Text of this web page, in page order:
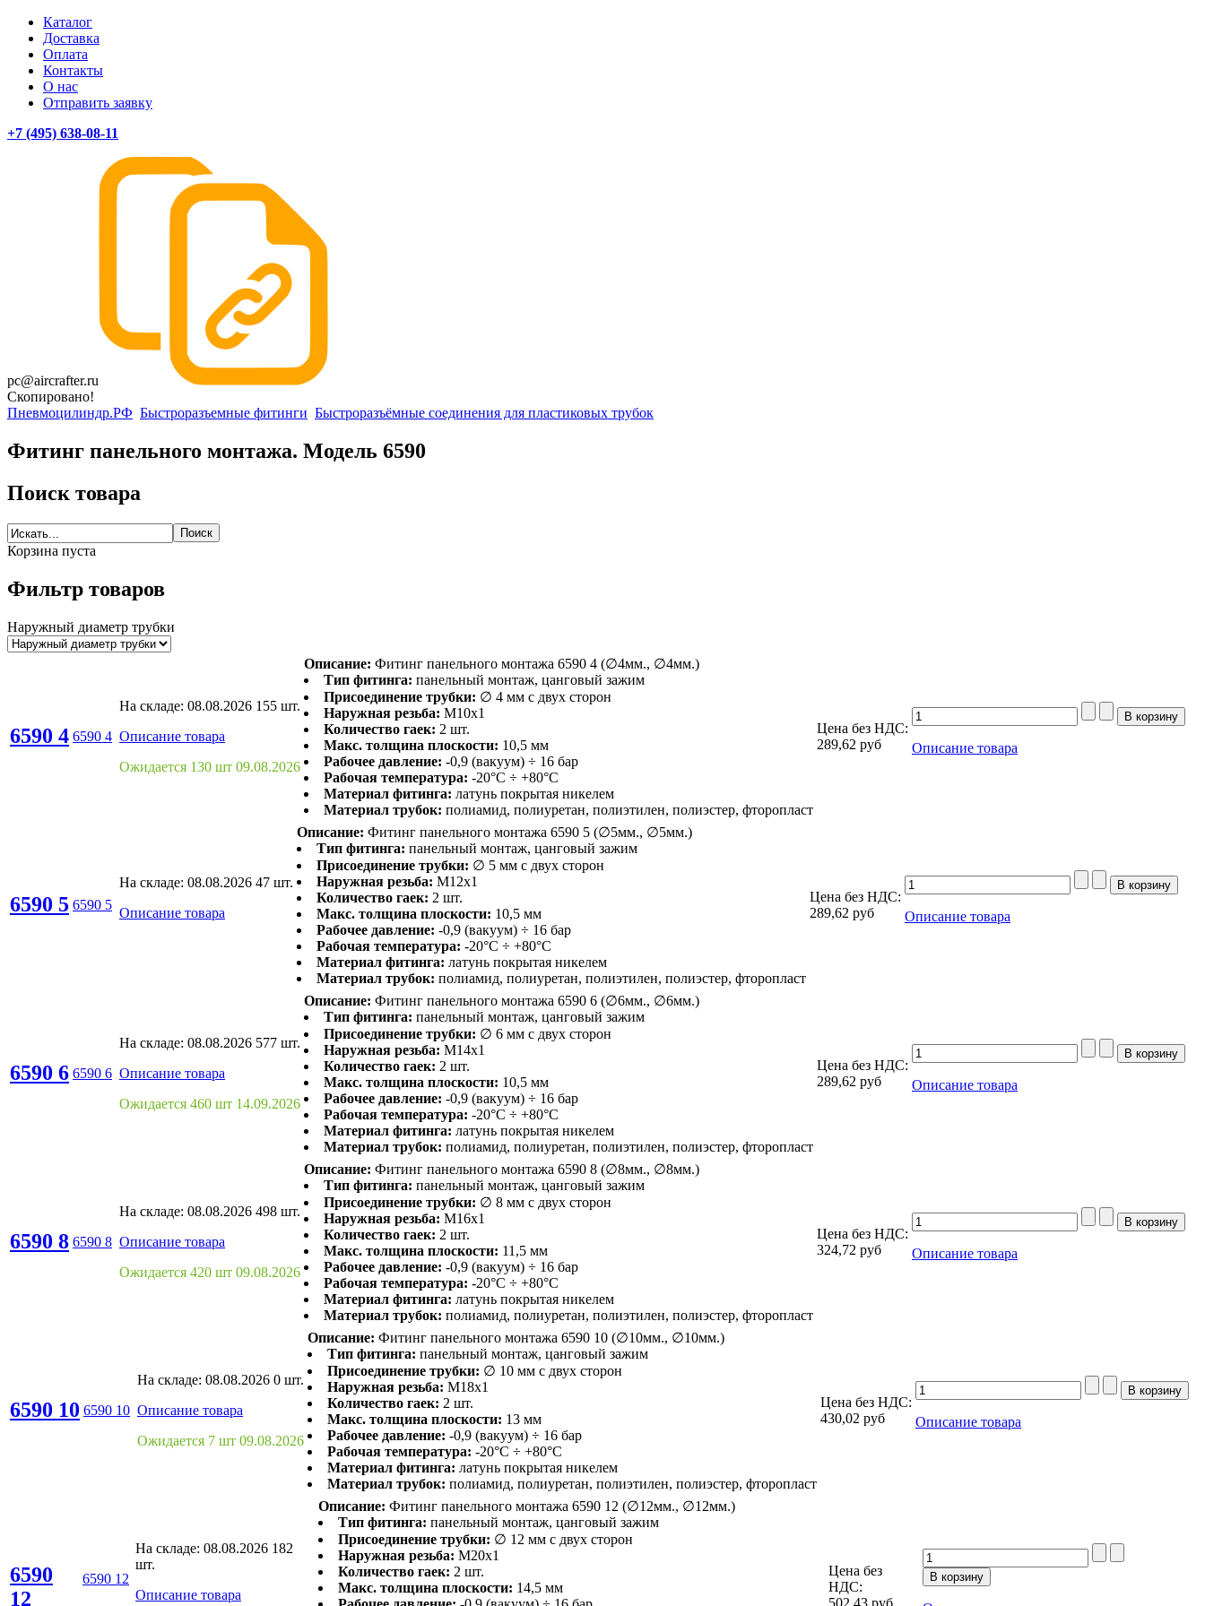
Каталог
Доставка
Оплата
Контакты
О нас
Отправить заявку
+7 (495) 638-08-11
pc@aircrafter.ru
Скопировано!
Пневмоцилиндр.РФ Быстроразъемные фитинги Быстроразъёмные соединения для пластиковых трубок
Фитинг панельного монтажа. Модель 6590
Поиск товара
Корзина пуста
Фильтр товаров
Наружный диаметр трубки
6590 4 6590 4
На складе: 08.08.2026 155 шт.
Описание товара
Ожидается 130 шт 09.08.2026
Описание: Фитинг панельного монтажа 6590 4 (∅4мм., ∅4мм.)
Тип фитинга: панельный монтаж, цанговый зажим
Присоединение трубки: ∅ 4 мм с двух сторон
Наружная резьба: M10x1
Количество гаек: 2 шт.
Макс. толщина плоскости: 10,5 мм
Рабочее давление: -0,9 (вакуум) ÷ 16 бар
Рабочая температура: -20°С ÷ +80°С
Материал фитинга: латунь покрытая никелем
Материал трубок: полиамид, полиуретан, полиэтилен, полиэстер, фторопласт
Цена без НДС:
289,62 руб Описание товара
6590 5 6590 5
На складе: 08.08.2026 47 шт.
Описание товара
Описание: Фитинг панельного монтажа 6590 5 (∅5мм., ∅5мм.)
Тип фитинга: панельный монтаж, цанговый зажим
Присоединение трубки: ∅ 5 мм с двух сторон
Наружная резьба: M12x1
Количество гаек: 2 шт.
Макс. толщина плоскости: 10,5 мм
Рабочее давление: -0,9 (вакуум) ÷ 16 бар
Рабочая температура: -20°С ÷ +80°С
Материал фитинга: латунь покрытая никелем
Материал трубок: полиамид, полиуретан, полиэтилен, полиэстер, фторопласт
Цена без НДС:
289,62 руб Описание товара
6590 6 6590 6
На складе: 08.08.2026 577 шт.
Описание товара
Ожидается 460 шт 14.09.2026
Описание: Фитинг панельного монтажа 6590 6 (∅6мм., ∅6мм.)
Тип фитинга: панельный монтаж, цанговый зажим
Присоединение трубки: ∅ 6 мм с двух сторон
Наружная резьба: M14x1
Количество гаек: 2 шт.
Макс. толщина плоскости: 10,5 мм
Рабочее давление: -0,9 (вакуум) ÷ 16 бар
Рабочая температура: -20°С ÷ +80°С
Материал фитинга: латунь покрытая никелем
Материал трубок: полиамид, полиуретан, полиэтилен, полиэстер, фторопласт
Цена без НДС:
289,62 руб Описание товара
6590 8 6590 8
На складе: 08.08.2026 498 шт.
Описание товара
Ожидается 420 шт 09.08.2026
Описание: Фитинг панельного монтажа 6590 8 (∅8мм., ∅8мм.)
Тип фитинга: панельный монтаж, цанговый зажим
Присоединение трубки: ∅ 8 мм с двух сторон
Наружная резьба: M16x1
Количество гаек: 2 шт.
Макс. толщина плоскости: 11,5 мм
Рабочее давление: -0,9 (вакуум) ÷ 16 бар
Рабочая температура: -20°С ÷ +80°С
Материал фитинга: латунь покрытая никелем
Материал трубок: полиамид, полиуретан, полиэтилен, полиэстер, фторопласт
Цена без НДС:
324,72 руб Описание товара
6590 10 6590 10
На складе: 08.08.2026 0 шт.
Описание товара
Ожидается 7 шт 09.08.2026
Описание: Фитинг панельного монтажа 6590 10 (∅10мм., ∅10мм.)
Тип фитинга: панельный монтаж, цанговый зажим
Присоединение трубки: ∅ 10 мм с двух сторон
Наружная резьба: M18x1
Количество гаек: 2 шт.
Макс. толщина плоскости: 13 мм
Рабочее давление: -0,9 (вакуум) ÷ 16 бар
Рабочая температура: -20°С ÷ +80°С
Материал фитинга: латунь покрытая никелем
Материал трубок: полиамид, полиуретан, полиэтилен, полиэстер, фторопласт
Цена без НДС:
430,02 руб Описание товара
6590
12
6590 12
На складе: 08.08.2026 182
шт.
Описание товара
Описание: Фитинг панельного монтажа 6590 12 (∅12мм., ∅12мм.)
Тип фитинга: панельный монтаж, цанговый зажим
Присоединение трубки: ∅ 12 мм с двух сторон
Наружная резьба: M20x1
Количество гаек: 2 шт.
Макс. толщина плоскости: 14,5 мм
Цена без
НДС:
502,43 руб